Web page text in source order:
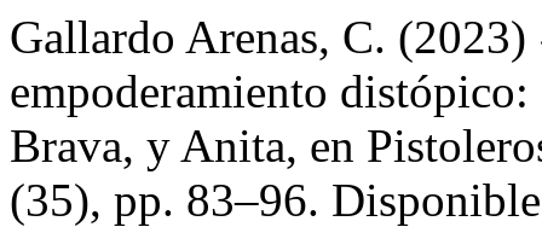
Gallardo Arenas, C.
empoderamiento distópico:
Brava, y Anita, en
(35), pp. 83–96.